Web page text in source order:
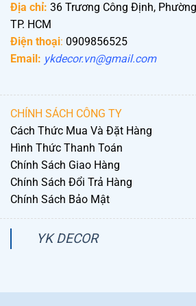
Địa chỉ: 36 Trương Công Định,
TP. HCM
Điện thoại: 0909856525
Email: ykdecor.vn@gmail.com
CHÍNH SÁCH CÔNG TY
Cách Thức Mua Và Đặt Hàng
Hình Thức Thanh Toán
Chính Sách Giao Hàng
Chính Sách Đổi Trả Hàng
Chính Sách Bảo Mật
YK DECOR